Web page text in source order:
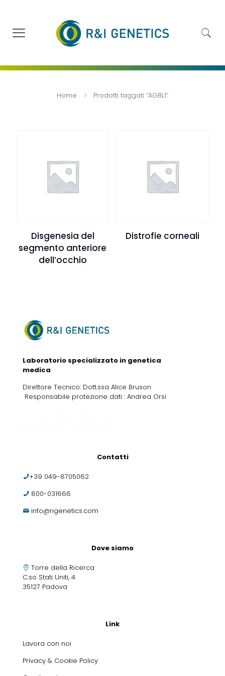
Home Prodotti taggati “AGBL1”
Disgenesia del
segmento anteriore
dell’occhio
Distrofie corneali
Laboratorio specializzato in genetica
medica
Direttore Tecnico: Dott.ssa Alice Bruson
Responsabile protezione dati : Andrea Orsi
Contatti
+39 049-8705062
800-031666
info@rigenetics.com
Dove siamo
Torre della Ricerca
C.so Stati Uniti, 4
35127 Padova
Link
Lavora con noi
Privacy & Cookie Policy